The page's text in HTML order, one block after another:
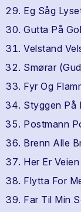
Eg Såg
Gutta På
Velstand
Smørar
Fyr Og
Styggen På
Postmann
Brenn Alle
Her Er Veien
Flytta For
Far Til Min